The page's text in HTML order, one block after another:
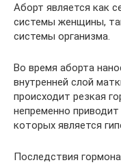
Аборт является как
системы женщины,
системы организма.
Во время аборта
внутренней слой
происходит резкая
непременно
которых является
Последствия